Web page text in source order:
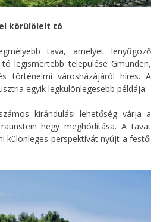
körülölelt tó
tava, amelyet lenyűgöző
legismertebb települése Gmunden,
történelmi városházájáról híres. A
egyik legkülönlegesebb példája.
kirándulási lehetőség várja a
hegy meghódítása. A tavat
különleges perspektívát nyújt a festői